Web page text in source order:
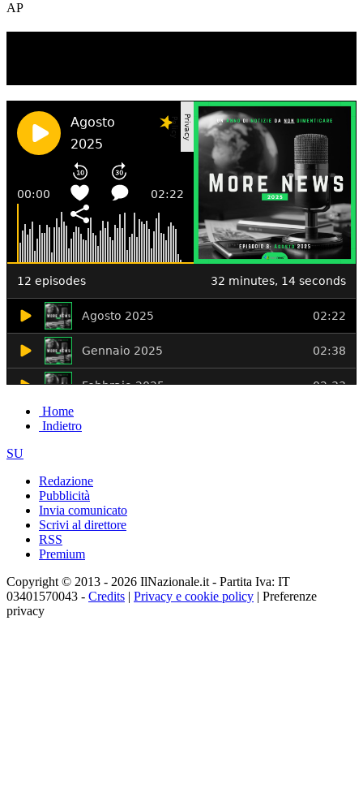
AP
Home
Indietro
SU
Redazione
Pubblicità
Invia comunicato
Scrivi al direttore
RSS
Premium
Copyright © 2013 - 2026 IlNazionale.it - Partita Iva: IT
03401570043 - Credits | Privacy e cookie policy | Preferenze
privacy